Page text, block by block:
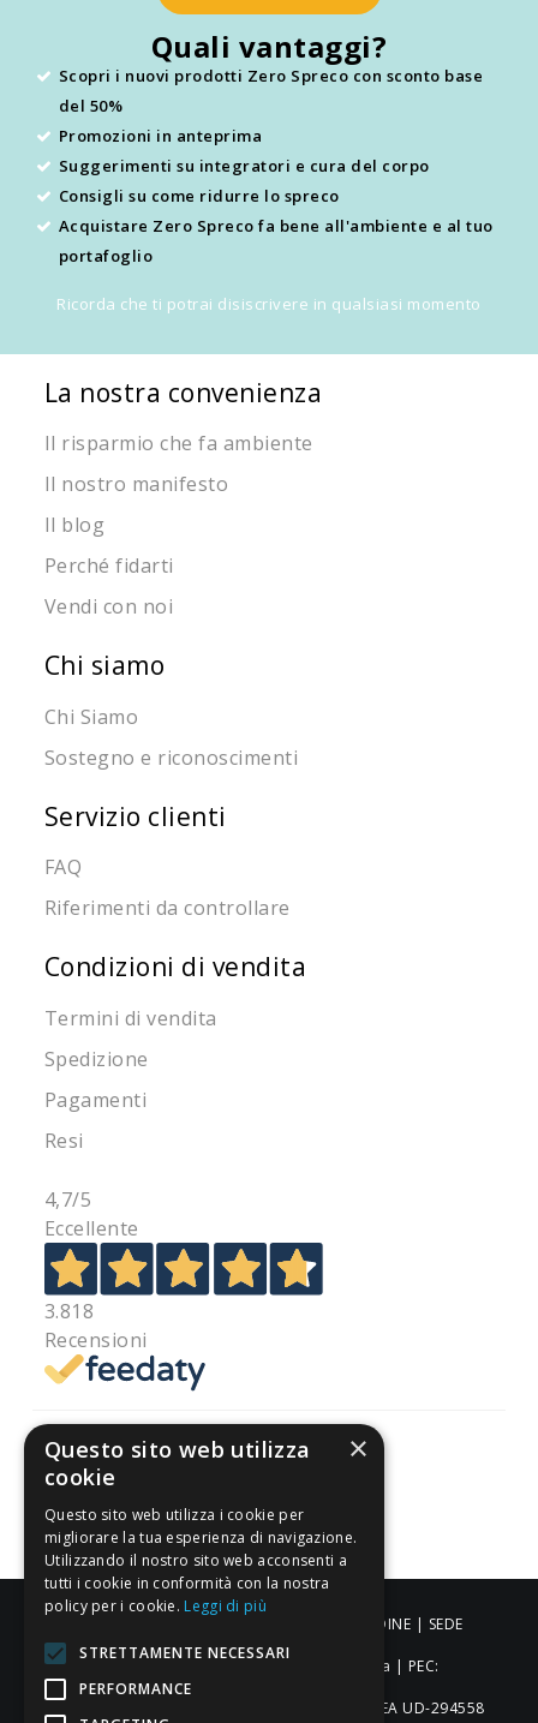
Quali vantaggi?
Scopri i nuovi prodotti Zero Spreco con sconto base
del 50%
Promozioni in anteprima
Suggerimenti su integratori e cura del corpo
Consigli su come ridurre lo spreco
Acquistare Zero Spreco fa bene all'ambiente e al tuo
portafoglio
Ricorda che ti potrai disiscrivere in qualsiasi momento
La nostra convenienza
Il risparmio che fa ambiente
Il nostro manifesto
Il blog
Perché fidarti
Vendi con noi
Chi siamo
Chi Siamo
Sostegno e riconoscimenti
Servizio clienti
FAQ
Riferimenti da controllare
Condizioni di vendita
Termini di vendita
Spedizione
Pagamenti
Resi
4,7/5
Eccellente
3.818
Recensioni
Pagamenti sicuri
ALDIGIÙ S.R.L. | Via Cortazzis 15 33100 - UDINE | SEDE
OPERATIVA: Via del Progresso 3 - Padova | PEC:
aldigiusrl@pec.it | C.F. e P.IVA 02873920306 REA UD-294558
×
Questo sito web utilizza
cookie
Questo sito web utilizza i cookie per
migliorare la tua esperienza di navigazione.
Utilizzando il nostro sito web acconsenti a
tutti i cookie in conformità con la nostra
policy per i cookie. Leggi di più
STRETTAMENTE NECESSARI
PERFORMANCE